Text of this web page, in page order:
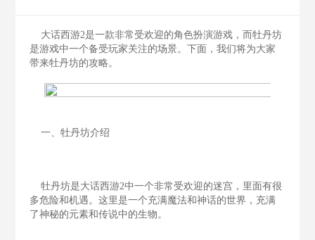
大话西游2是一款非常受欢迎的角色扮演游戏，而牡丹坊
是游戏中一个备受玩家关注的场景。下面，我们将为大家
带来牡丹坊的攻略。
一、牡丹坊介绍
牡丹坊是大话西游2中一个非常受欢迎的迷宫，里面有很
多危险和机遇。这里是一个充满魔法和神话的世界，充满
了神秘的元素和传说中的生物。